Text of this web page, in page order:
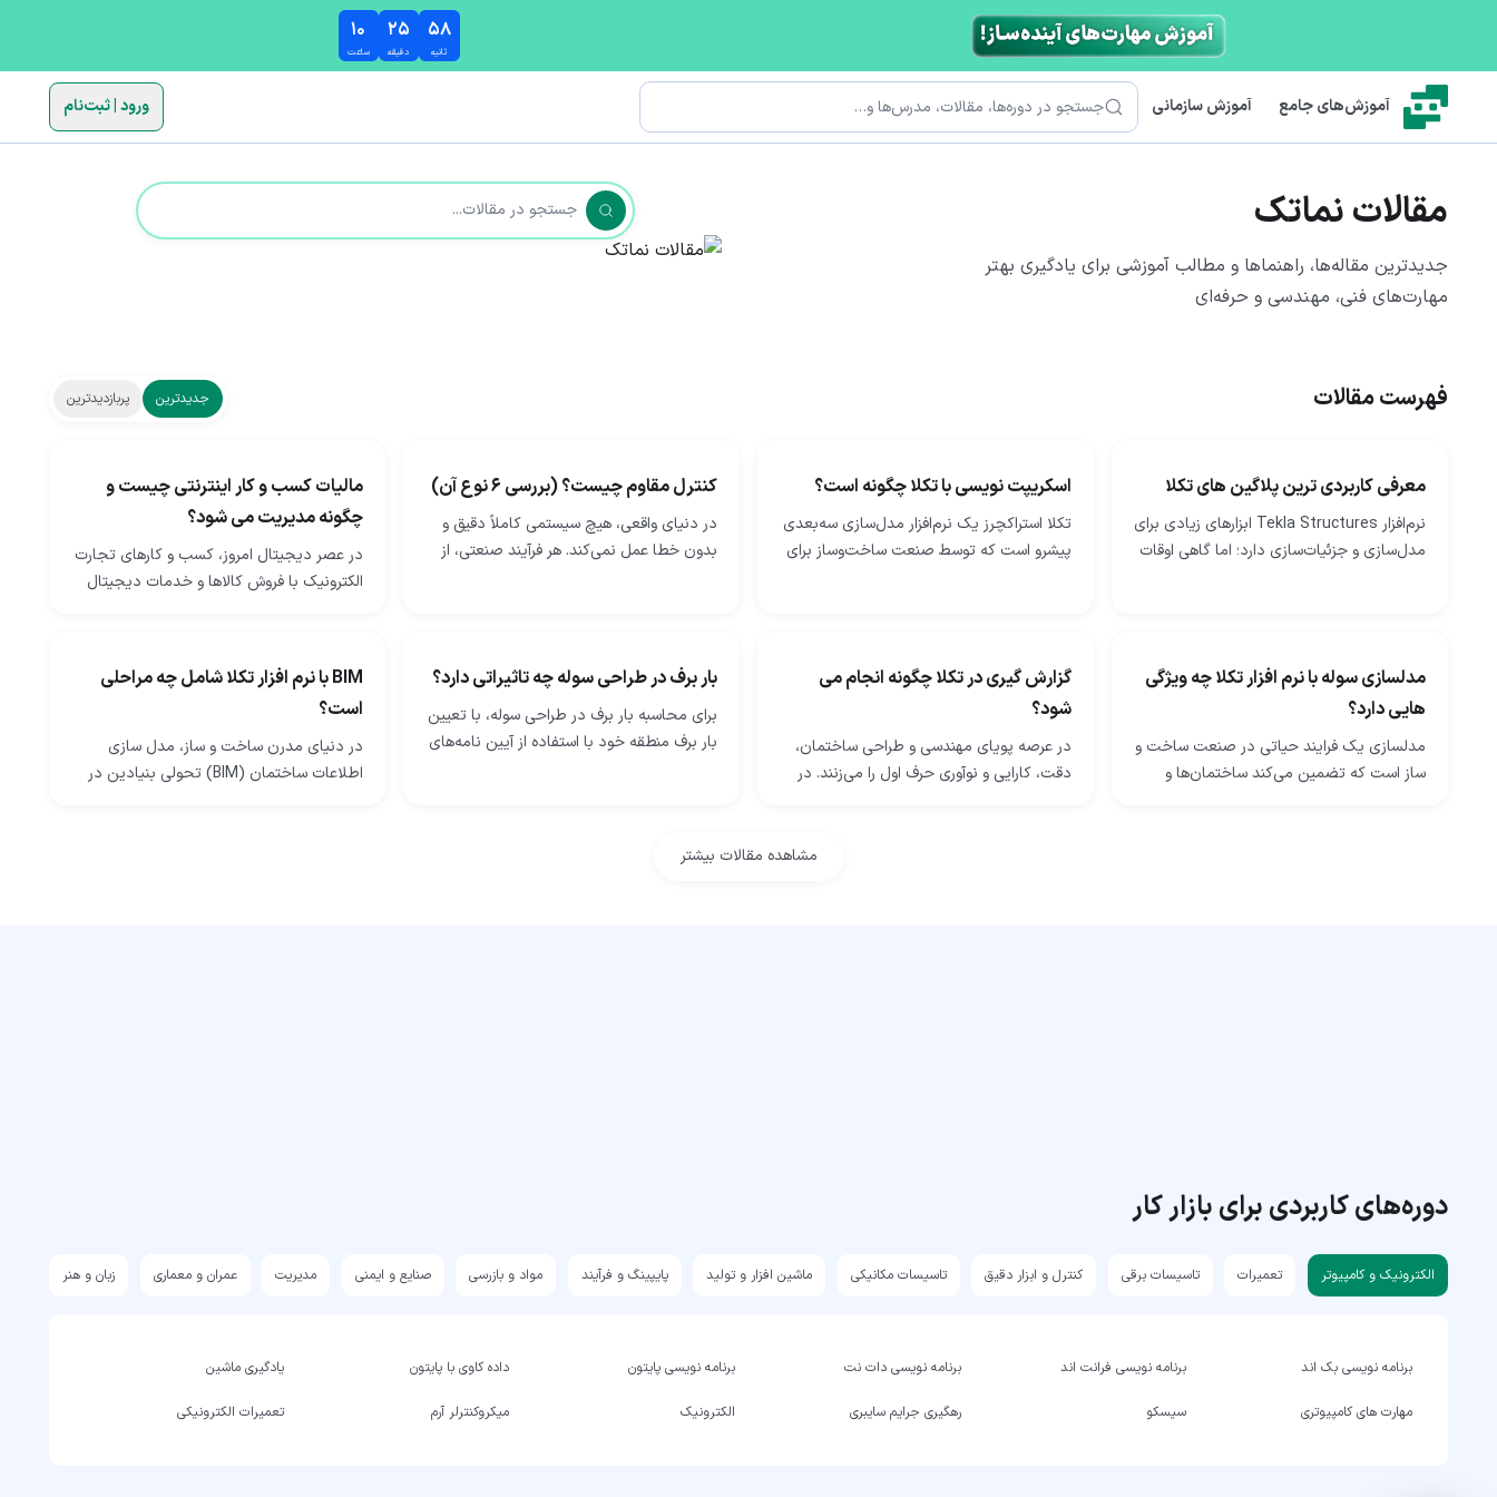
۱۰
ساعت
۲۵
دقیقه
۵۷
ثانیه
آموزش‌های جامع آموزش سازمانی جستجو ورود | ثبت‌نام
مقالات نماتک
جدیدترین مقاله‌ها، راهنماها و مطالب آموزشی برای یادگیری بهتر
مهارت‌های فنی، مهندسی و حرفه‌ای
فهرست مقالات جدیدترین پربازدیدترین
معرفی کاربردی ترین پلاگین های تکلا
نرم‌افزار Tekla Structures ابزارهای زیادی برای
مدل‌سازی و جزئیات‌سازی دارد؛ اما گاهی اوقات
اسکریپت نویسی با تکلا چگونه است؟
تکلا استراکچرز یک نرم‌افزار مدل‌سازی سه‌بعدی
پیشرو است که توسط صنعت ساخت‌وساز برای
کنترل مقاوم چیست؟ (بررسی 6 نوع آن)
در دنیای واقعی، هیچ سیستمی کاملاً دقیق و
بدون خطا عمل نمی‌کند. هر فرآیند صنعتی، از
مالیات کسب و کار اینترنتی چیست و
چگونه مدیریت می شود؟
در عصر دیجیتال امروز، کسب‌ و کارهای تجارت
الکترونیک با فروش کالاها و خدمات دیجیتال
مدلسازی سوله با نرم افزار تکلا چه ویژگی
هایی دارد؟
مدلسازی یک فرایند حیاتی در صنعت ساخت و
ساز است که تضمین می‌کند ساختمان‌ها و
گزارش گیری در تکلا چگونه انجام می
شود؟
در عرصه پویای مهندسی و طراحی ساختمان،
دقت، کارایی و نوآوری حرف اول را می‌زنند. در
بار برف در طراحی سوله چه تاثیراتی دارد؟
برای محاسبه بار برف در طراحی سوله، با تعیین
بار برف منطقه خود با استفاده از آیین‌ نامه‌های
BIM با نرم افزار تکلا شامل چه مراحلی
است؟
در دنیای مدرن ساخت ‌و ساز، مدل ‌سازی
اطلاعات ساختمان (BIM) تحولی بنیادین در
مشاهده مقالات بیشتر
دوره‌های کاربردی برای بازار کار
الکترونیک و کامپیوتر تعمیرات تاسیسات برقی کنترل و ابزار دقیق تاسیسات مکانیکی ماشین افزار و تولید پایپینگ و فرآیند مواد و بازرسی صنایع و ایمنی مدیریت عمران و معماری زبان و هنر
برنامه نویسی بک اند برنامه نویسی فرانت اند برنامه نویسی دات نت برنامه نویسی پایتون داده کاوی با پایتون یادگیری ماشین
مهارت های کامپیوتری سیسکو رهگیری جرایم سایبری الکترونیک میکروکنترلر آرم تعمیرات الکترونیکی